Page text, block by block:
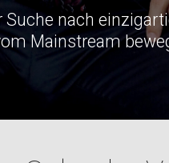
nach
Mainstream